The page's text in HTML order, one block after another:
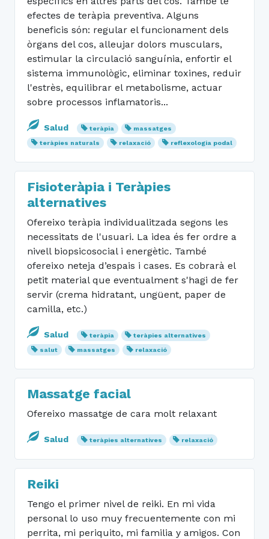
efectes de teràpia preventiva. Alguns
beneficis són: regular el funcionament dels
òrgans del cos, alleujar dolors musculars,
estimular la circulació sanguínia, enfortir el
sistema immunològic, eliminar toxines, reduir
l'estrès, equilibrar el metabolisme, actuar
sobre processos inflamatoris...
Salud teràpia
massatges
teràpies naturals
relaxació reflexologia podal
Fisioteràpia i Teràpies
alternatives
Ofereixo teràpia individualitzada segons les
necessitats de l'usuari. La idea és fer ordre a
nivell biopsicosocial i energètic. També
ofereixo neteja d’espais i cases. Es cobrarà el
petit material que eventualment s'hagi de fer
servir (crema hidratant, ungüent, paper de
camilla, etc.)
Salud teràpia
teràpies alternatives
salut
massatges relaxació
Massatge facial
Ofereixo massatge de cara molt relaxant
Salud teràpies alternatives relaxació
Reiki
Tengo el primer nivel de reiki. En mi vida
personal lo uso muy frecuentemente con mi
perrita, mi periquito, mi familia y amigos. Con